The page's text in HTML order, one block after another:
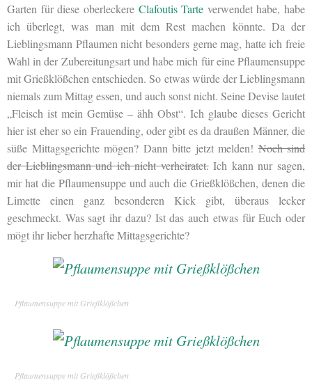
Garten für diese oberleckereClafoutis Tarte verwendet habe, habe
ich überlegt, was man mit dem Rest machen könnte. Da der
Lieblingsmann Pflaumen nicht besonders gerne mag, hatte ich freie
Wahl in der Zubereitungsart und habe mich für eine Pflaumensuppe
mit Grießklößchen entschieden. So etwas würde der Lieblingsmann
niemals zum Mittag essen, und auch sonst nicht. Seine Devise lautet
„Fleisch ist mein Gemüse – ähh Obst“. Ich glaube dieses Gericht
hier ist eher so ein Frauending, oder gibt es da draußen Männer, die
süße Mittagsgerichte mögen? Dann bitte jetzt melden!Noch sind
der Lieblingsmann und ich nicht verheiratet.Ich kann nur sagen,
mir hat die Pflaumensuppe und auch die Grießklößchen, denen die
Limette einen ganz besonderen Kick gibt, überaus lecker
geschmeckt. Was sagt ihr dazu? Ist das auch etwas für Euch oder
mögt ihr lieber herzhafte Mittagsgerichte?
Pflaumensuppe mit Grießklößchen
Pflaumensuppe mit Grießklößchen